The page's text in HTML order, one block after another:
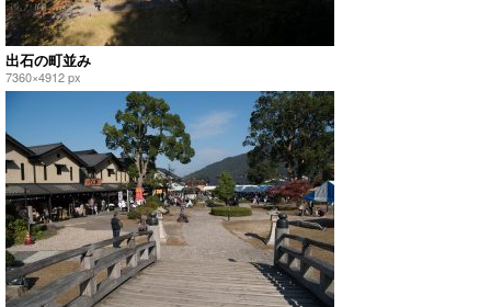
出石の町並み
7360×4912 px